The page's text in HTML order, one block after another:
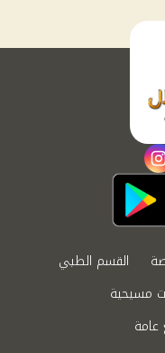
instagram
القسم الطبي
مسيحية
عامة